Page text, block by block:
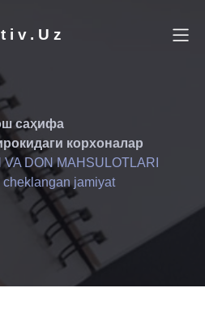
саҳифа
корхоналар
DON MAHSULOTLARI
jamiyat